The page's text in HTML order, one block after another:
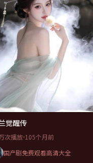
觉醒传
次播放 105个月前
国产剧免费观看高清大全